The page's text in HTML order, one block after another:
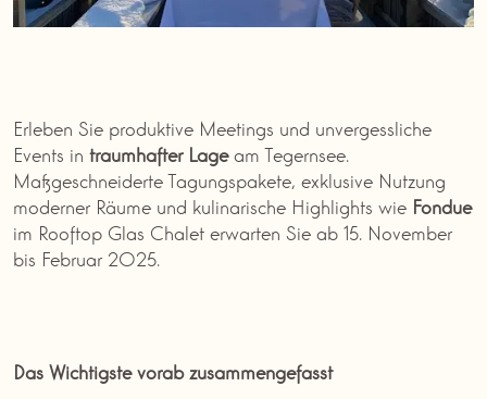
Erleben Sie produktive Meetings und unvergessliche
Events in traumhafter Lageam Tegernsee.
Maßgeschneiderte Tagungspakete, exklusive Nutzung
moderner Räume und kulinarische Highlights wie Fondue
im Rooftop Glas Chalet erwarten Sie ab 15. November
bis Februar 2025.
Das Wichtigste vorab zusammengefasst